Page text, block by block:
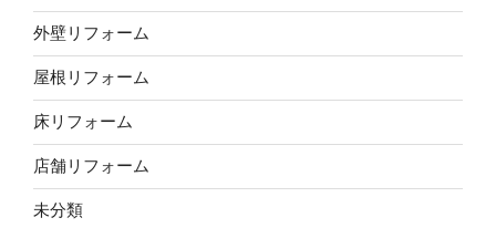
外壁リフォーム
屋根リフォーム
床リフォーム
店舗リフォーム
未分類